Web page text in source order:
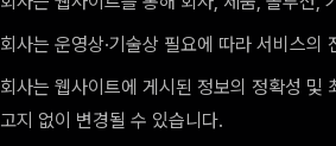
회사는 운영상·기술상 필요에 따라 서비스
회사는 웹사이트에 게시된 정보의 정확성 및
고지 없이 변경될 수 있습니다.